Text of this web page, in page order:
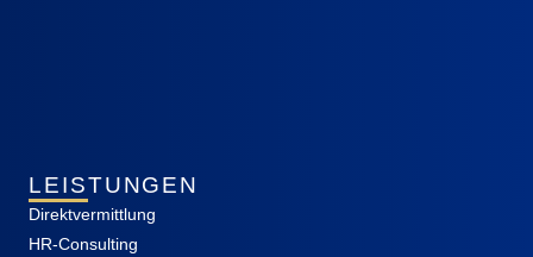
LEISTUNGEN
Direktvermittlung
HR-Consulting